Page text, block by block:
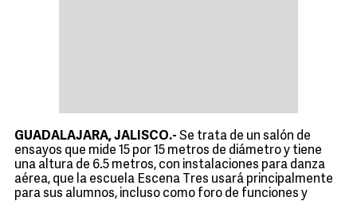
GUADALAJARA, JALISCO.- Se trata de un salón de
ensayos que mide 15 por 15 metros de diámetro y tiene
una altura de 6.5 metros, con instalaciones para danza
aérea, que la escuela Escena Tres usará principalmente
para sus alumnos, incluso como foro de funciones y